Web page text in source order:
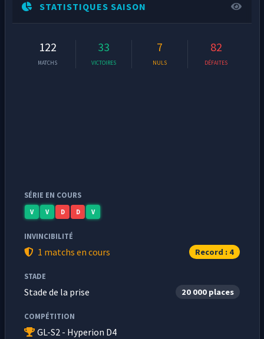
STATISTIQUES SAISON
122
MATCHS
33
VICTOIRES
7
NULS
82
DÉFAITES
SÉRIE EN COURS
V V D D V
INVINCIBILITÉ
1 matchs en cours Record : 4
STADE
Stade de la prise 20 000 places
COMPÉTITION
GL-S2 - Hyperion D4